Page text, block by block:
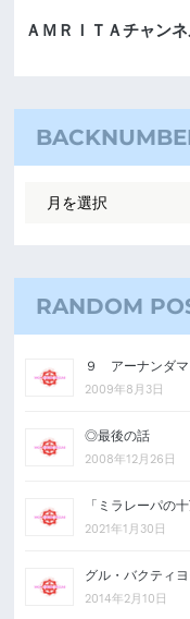
ＡＭＲＩＴＡチャン
RANDOM
９ アーナンダマ
2009年8月3日
◎最後の話
2008年12月26日
「ミラレーパの
2021年1月30日
グル・バクティ
2014年2月10日